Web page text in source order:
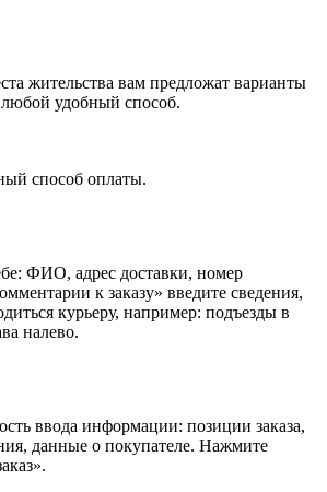
жительства вам предложат варианты
удобный способ.
способ оплаты.
ФИО, адрес доставки, номер
к заказу» введите сведения,
курьеру, например: подъезды в
налево.
ввода информации: позиции заказа,
данные о покупателе. Нажмите